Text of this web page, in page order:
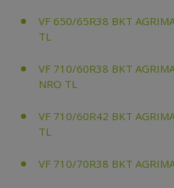
VF 650/65R38 BKT
TL
VF 710/60R38 BKT
NRO TL
VF 710/60R42 BKT
TL
VF 710/70R38 BKT